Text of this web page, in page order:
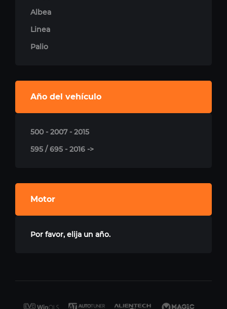
Albea
Linea
Palio
Año del vehículo
500 - 2007 - 2015
595 / 695 - 2016 ->
Motor
Por favor, elija un año.